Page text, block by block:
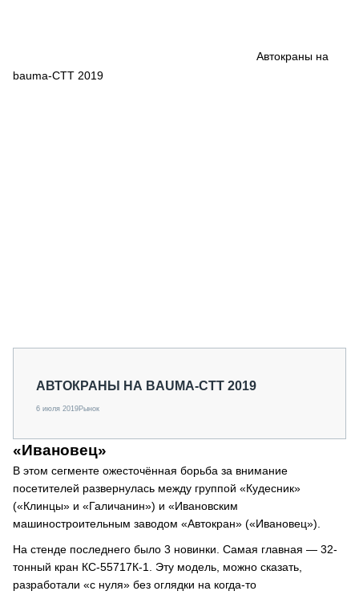
СПЕЦПРОЕКТЫ
Автокраны на
bauma-СТТ 2019
АВТОКРАНЫ НА BAUMA-СТТ 2019
6 июля 2019Рынок
«Ивановец»
В этом сегменте ожесточённая борьба за внимание
посетителей развернулась между группой «Кудесник»
(«Клинцы» и «Галичанин») и «Ивановским
машиностроительным заводом «Автокран» («Ивановец»).
На стенде последнего было 3 новинки. Самая главная — 32-
тонный кран КС-55717К-1. Эту модель, можно сказать,
разработали «с нуля» без оглядки на когда-то